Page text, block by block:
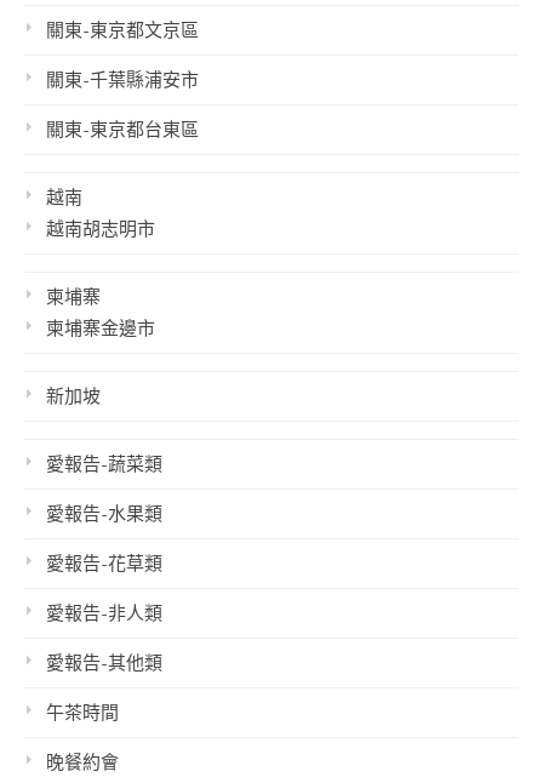
關東-東京都文京區
關東-千葉縣浦安市
關東-東京都台東區
越南
越南胡志明市
柬埔寨
柬埔寨金邊市
新加坡
愛報告-蔬菜類
愛報告-水果類
愛報告-花草類
愛報告-非人類
愛報告-其他類
午茶時間
晚餐約會